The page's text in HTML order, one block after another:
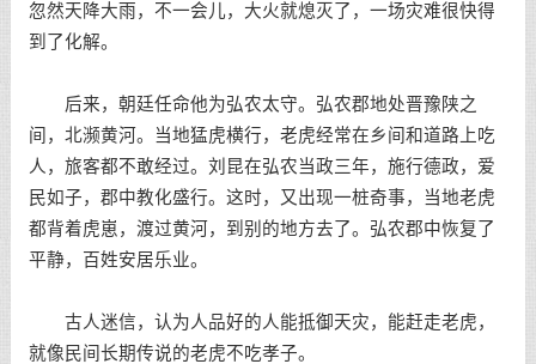
忽然天降大雨，不一会儿，大火就熄灭了，一场灾难很快得
到了化解。
后来，朝廷任命他为弘农太守。弘农郡地处晋豫陕之
间，北濒黄河。当地猛虎横行，老虎经常在乡间和道路上吃
人，旅客都不敢经过。刘昆在弘农当政三年，施行德政，爱
民如子，郡中教化盛行。这时，又出现一桩奇事，当地老虎
都背着虎崽，渡过黄河，到别的地方去了。弘农郡中恢复了
平静，百姓安居乐业。
古人迷信，认为人品好的人能抵御天灾，能赶走老虎，
就像民间长期传说的老虎不吃孝子。